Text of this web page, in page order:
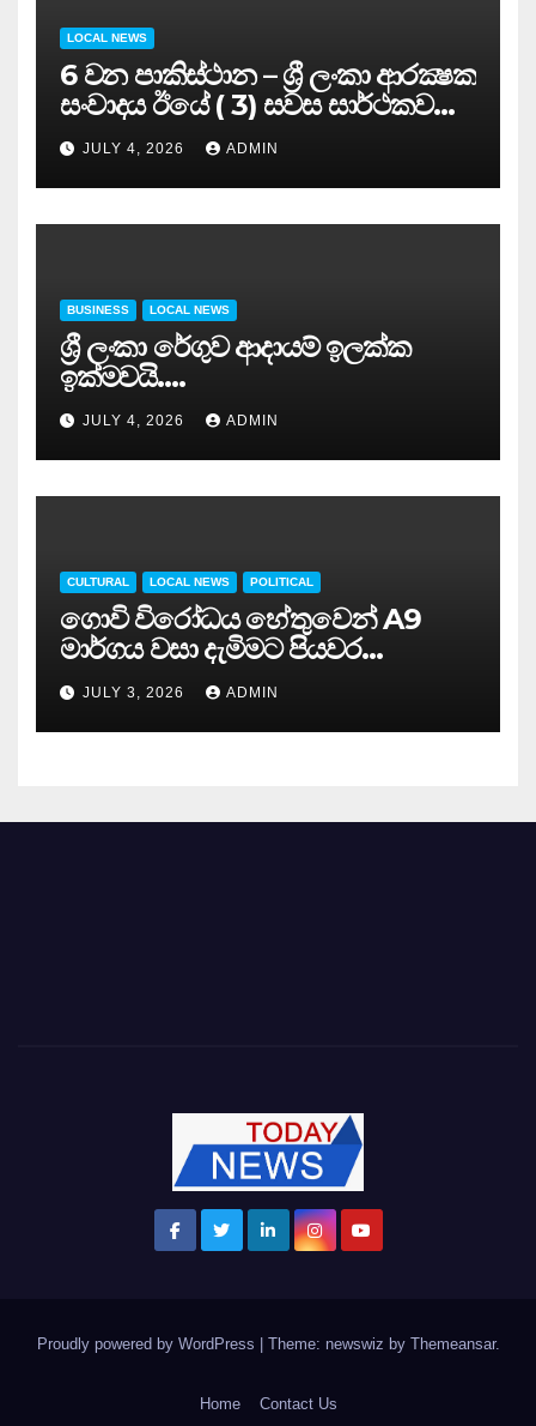
LOCAL NEWS
6 වන පාකිස්ථාන – ශ්‍රී ලංකා ආරක්‍ෂක
සංවාදය ඊයේ ( 3) සවස සාර්ථකව
අවසන් කරයි..
JULY 4, 2026 ADMIN
BUSINESS LOCAL NEWS
ශ්‍රී ලංකා රේගුව ආදායම් ඉලක්ක
ඉක්මවයි….
JULY 4, 2026 ADMIN
CULTURAL LOCAL NEWS POLITICAL
ගොවි විරෝධය හේතුවෙන් A9
මාර්ගය වසා දැමිමට පියවර…
JULY 3, 2026 ADMIN
Proudly powered by WordPress | Theme: newswiz by Themeansar.
Home Contact Us